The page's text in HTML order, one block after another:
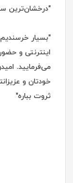
"درخشان‌ترین
"بسیار
اینترنتی و
می‌فرمایید.
خودتان و
ثروت بباره"